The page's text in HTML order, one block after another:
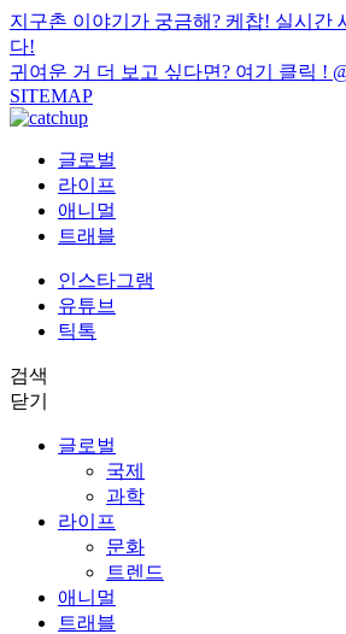
지구촌 이야기가 궁금해? 케찹! 실시간
다!
귀여운 거 더 보고 싶다면? 여기 클릭 !
SITEMAP
글로벌
라이프
애니멀
트래블
인스타그램
유튜브
틱톡
검색
닫기
글로벌
국제
과학
라이프
문화
트렌드
애니멀
트래블